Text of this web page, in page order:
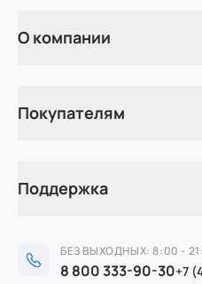
О компании
Покупателям
Поддержка
БЕЗ ВЫХОДНЫХ: 8:00 -
8 800 333-90-30+7